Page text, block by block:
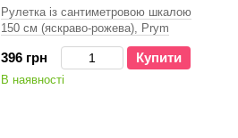
Рулетка із сантиметровою шкалою
150 см (яскраво-рожева), Prym
396 грн Купити
В наявності